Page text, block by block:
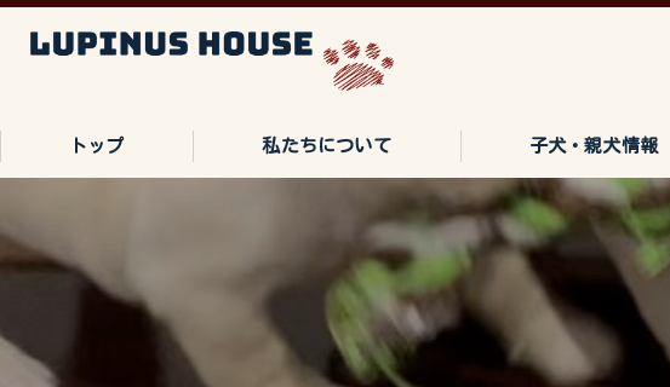
トップ 私たちについて
よくある質問
子犬・親犬情報